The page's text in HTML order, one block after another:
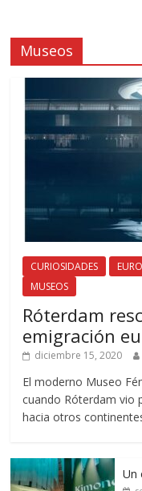
Museos
CURIOSIDADES
MUSEOS
Róterdam
emigración
diciembre 15, 2020
El moderno Museo
cuando Róterdam vio
hacia otros
Un